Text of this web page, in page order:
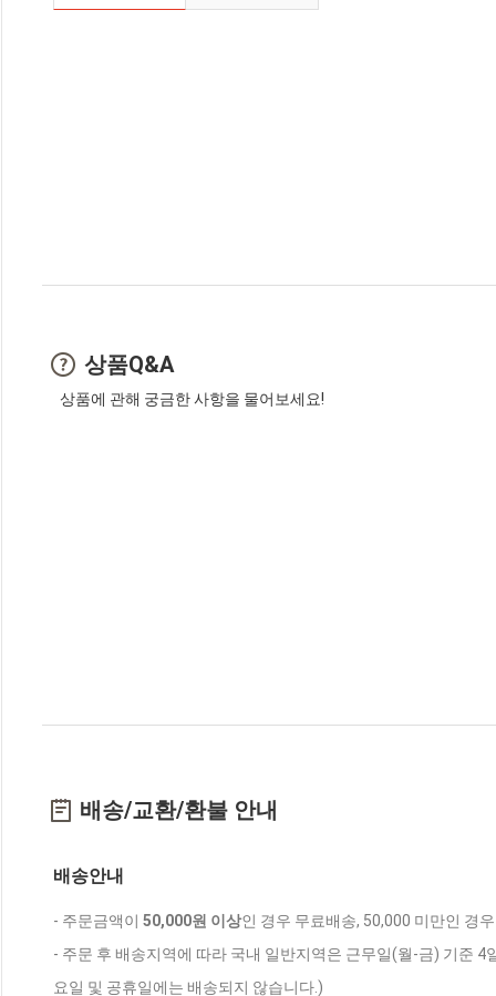
상품Q&A
상품에 관해 궁금한 사항을 물어보세요!
배송/교환/환불 안내
배송안내
- 주문금액이 50,000원 이상인 경우 무료배송, 50,000 미만인 경
- 주문 후 배송지역에 따라 국내 일반지역은 근무일(월-금) 기준
요일 및 공휴일에는 배송되지 않습니다.)